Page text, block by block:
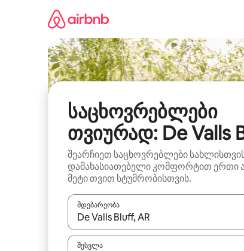
საცხოვრებლები
თვიურად: De Valls
შეარჩიეთ საცხოვრებლები
დამახასიათებელი კომფორტით ერთი
მეტი თვით სტუმრობისთვის.
მდებარეობა
როცა შედეგები ხელმისაწვდომი გახდება,
შესვლა